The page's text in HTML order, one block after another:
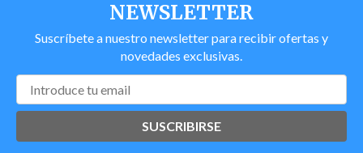
NEWSLETTER
Suscríbete a nuestro newsletter para recibir ofertas y
novedades exclusivas.
SUSCRIBIRSE